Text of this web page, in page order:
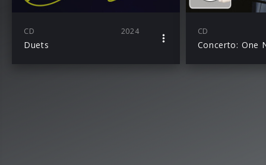
CD 2024
Duets
CD